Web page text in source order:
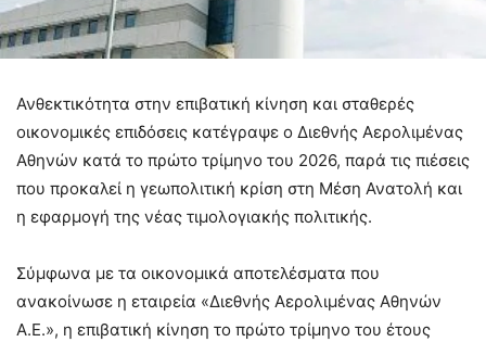
Ανθεκτικότητα στην επιβατική κίνηση και σταθερές
οικονομικές επιδόσεις κατέγραψε ο Διεθνής Αερολιμένας
Αθηνών κατά το πρώτο τρίμηνο του 2026, παρά τις πιέσεις
που προκαλεί η γεωπολιτική κρίση στη Μέση Ανατολή και
η εφαρμογή της νέας τιμολογιακής πολιτικής.
Σύμφωνα με τα οικονομικά αποτελέσματα που
ανακοίνωσε η εταιρεία «Διεθνής Αερολιμένας Αθηνών
Α.Ε.», η επιβατική κίνηση το πρώτο τρίμηνο του έτους